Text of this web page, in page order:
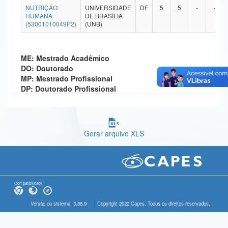
Ministério da Ciência, Tecnologia, Inovações e Comunicações
Ministério do Meio Ambiente
Ministério do Desenvolvimento Regional
Controladoria-Geral da União
Gabinete de Segurança Institucional
Advocacia-Geral da União
NUTRIÇÃO
HUMANA
(53001010049P2)
UNIVERSIDADE
DE BRASÍLIA
(UNB)
DF 5 5 - -
ME: Mestrado Acadêmico
DO: Doutorado
MP: Mestrado Profissional
DP: Doutorado Profissional
Gerar arquivo XLS
Compatibilidade
Versão do sistema: 3.88.9 Copyright 2022 Capes. Todos os direitos reservados.